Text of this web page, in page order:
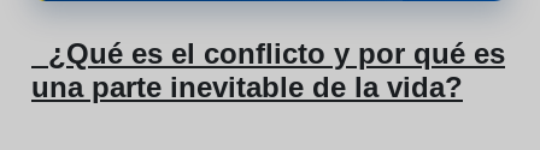
¿Qué es el conflicto y por qué es
una parte inevitable de la vida?